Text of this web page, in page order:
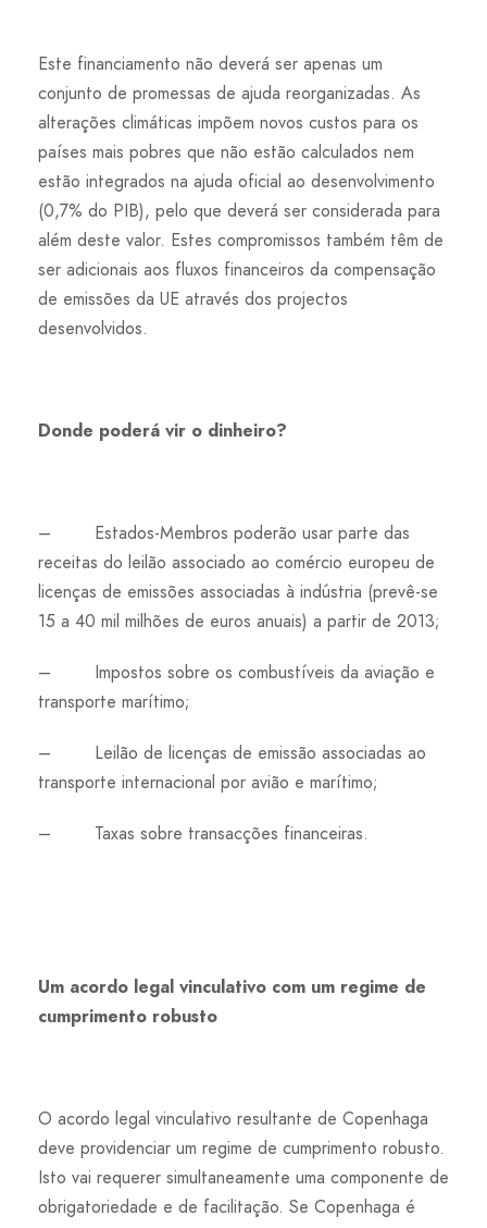
Este financiamento não deverá ser apenas um
conjunto de promessas de ajuda reorganizadas. As
alterações climáticas impõem novos custos para os
países mais pobres que não estão calculados nem
estão integrados na ajuda oficial ao desenvolvimento
(0,7% do PIB), pelo que deverá ser considerada para
além deste valor. Estes compromissos também têm de
ser adicionais aos fluxos financeiros da compensação
de emissões da UE através dos projectos
desenvolvidos.
Donde poderá vir o dinheiro?
– Estados-Membros poderão usar parte das
receitas do leilão associado ao comércio europeu de
licenças de emissões associadas à indústria (prevê-se
15 a 40 mil milhões de euros anuais) a partir de 2013;
– Impostos sobre os combustíveis da aviação e
transporte marítimo;
– Leilão de licenças de emissão associadas ao
transporte internacional por avião e marítimo;
– Taxas sobre transacções financeiras.
Um acordo legal vinculativo com um regime de
cumprimento robusto
O acordo legal vinculativo resultante de Copenhaga
deve providenciar um regime de cumprimento robusto.
Isto vai requerer simultaneamente uma componente de
obrigatoriedade e de facilitação. Se Copenhaga é